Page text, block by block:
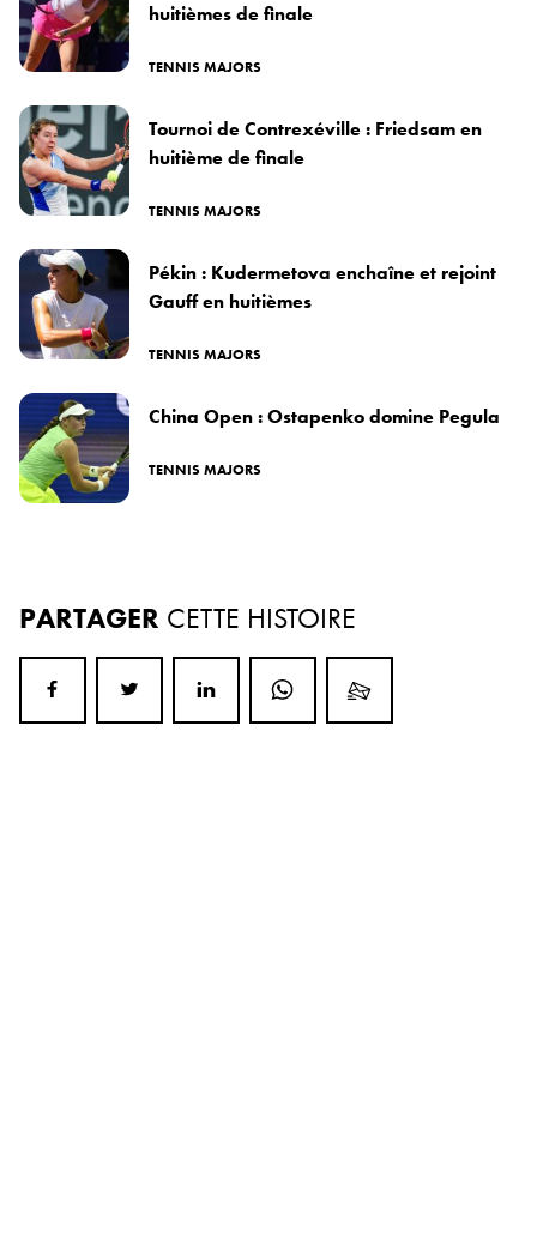
huitièmes de finale
TENNIS MAJORS
Tournoi de Contrexéville : Friedsam en
huitième de finale
TENNIS MAJORS
Pékin : Kudermetova enchaîne et rejoint
Gauff en huitièmes
TENNIS MAJORS
China Open : Ostapenko domine Pegula
TENNIS MAJORS
PARTAGER CETTE HISTOIRE